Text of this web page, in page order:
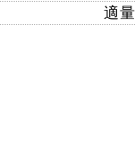
適量